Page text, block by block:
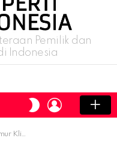
Pemilik dan
Indonesia
SWITCH
SKIN
LOGIN
Penggugur Kandungan Kolaka Timur